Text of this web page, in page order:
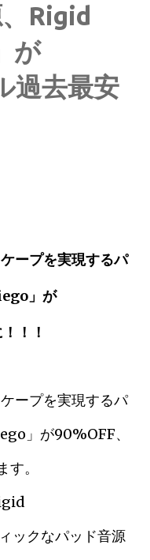
Rigid
が
過去最安
ープを実現するパ
」が
！！
ープを実現するパ
」が90%OFF、
。
ックなパッド音源